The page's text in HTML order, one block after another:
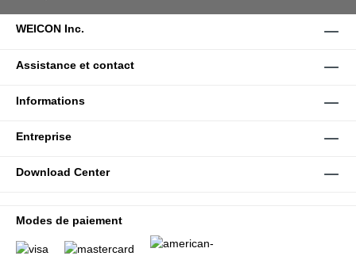
WEICON Inc.
Assistance et contact
Informations
Entreprise
Download Center
Modes de paiement